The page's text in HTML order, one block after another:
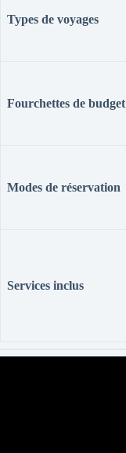
Types de voyages
Fourchettes de budget
Modes de réservation
Services inclus